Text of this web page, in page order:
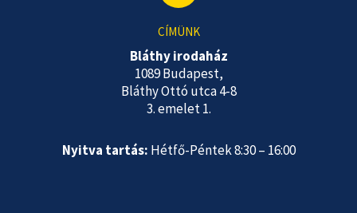
CÍMÜNK
Bláthy irodaház
1089 Budapest,
Bláthy Ottó utca 4-8
3. emelet 1.
Nyitva tartás: Hétfő-Péntek 8:30 – 16:00